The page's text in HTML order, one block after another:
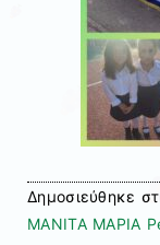
Δημοσιεύθηκε
ΜΑΝΙΤΑ ΜΑΡΙΑ